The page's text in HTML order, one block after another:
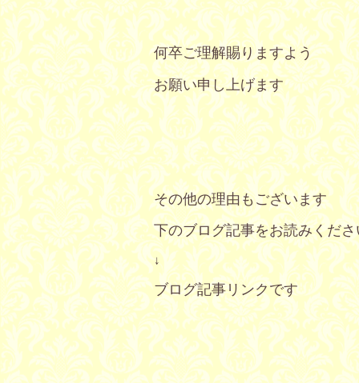
何卒ご理解賜りますよう
お願い申し上げます
その他の理由もございます
下のブログ記事をお読みくだ
↓
ブログ記事リンクです